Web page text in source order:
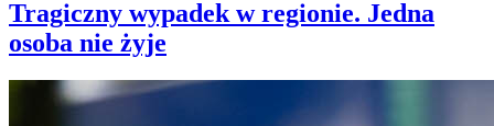
Tragiczny wypadek w regionie. Jedna
osoba nie żyje